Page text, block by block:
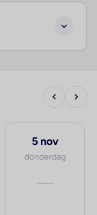
5 nov
donderdag
—